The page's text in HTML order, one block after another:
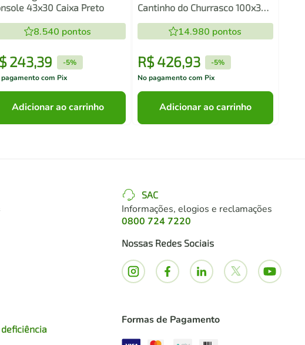
43x30 Caixa Preto
8.540 pontos
243,39 -5%
pagamento com Pix
Adicionar ao carrinho
Cantinho do Churrasco 100x33
14.980 pontos
R$ 426,93 -5%
No pagamento com Pix
Adicionar ao carrinho
SAC
Informações, elogios e reclamações
0800 724 7220
Nossas Redes Sociais
Formas de Pagamento